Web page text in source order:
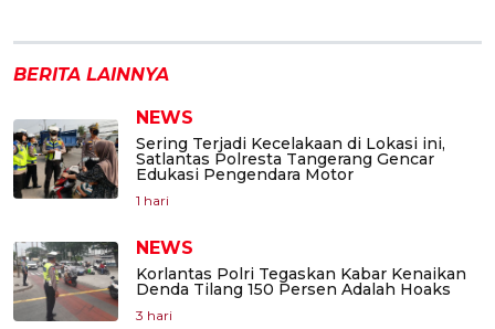
BERITA LAINNYA
NEWS
Sering Terjadi Kecelakaan di Lokasi ini,
Satlantas Polresta Tangerang Gencar
Edukasi Pengendara Motor
1 hari
NEWS
Korlantas Polri Tegaskan Kabar Kenaikan
Denda Tilang 150 Persen Adalah Hoaks
3 hari